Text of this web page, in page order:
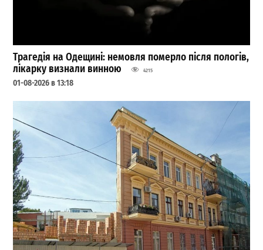
Трагедія на Одещині: немовля померло після пологів,
лікарку визнали винною
4215
01-08-2026 в 13:18